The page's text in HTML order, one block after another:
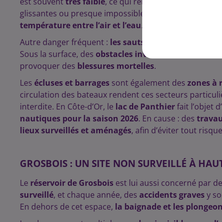
glissantes ou presque impossibles à remonter. Le
température entre l’air et l’eau.
Autre danger fréquent : les sauts depuis les ponts .
Sous la surface, des obstacles invisibles
provoquer des blessures mortelles.
Les écluses et barrages sont également des zones à
circulation des bateaux rendent ces secteurs
interdite. En Côte-d’Or, le lac de Panthierfait l’objet
nautiques pour la saison 2026. En cause : des
lieux surveillés et aménagés, afin d’éviter tout
GROSBOIS : UN SITE NON SURVEILLÉ À
Le réservoir de Grosbois est lui aussi concerné par
surveillé, et chaque année, des accidents gravesy
En dehors de cet espace, la baignade et les